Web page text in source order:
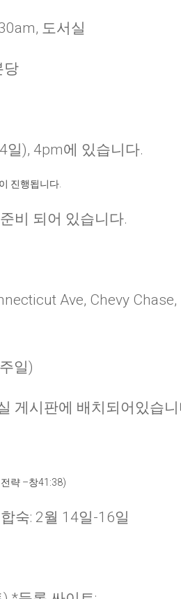
도서실
당
4일), 4pm에 있습니다.
진행됩니다
비 되어 있습니다.
Ave, Chevy Chase,
일)
게시판에 배치되어있습니
략 –창41:38)
숙: 2월 14일-16일